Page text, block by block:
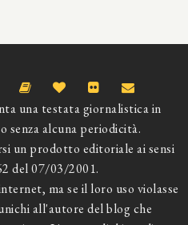
una testata giornalistica in
senza alcuna periodicità.
un prodotto editoriale ai sensi
del 07/03/2001.
ma se il loro uso violasse
all'autore del blog che